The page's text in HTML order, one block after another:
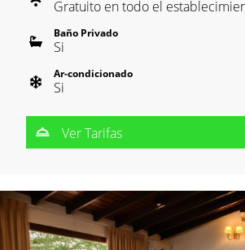
Gratuito en todo el
Baño Privado
Si
Ar-condicionado
Si
Ver Tarifas